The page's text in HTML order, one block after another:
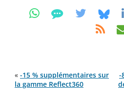
« -15 % supplémentaires sur
la gamme Reflect360
-